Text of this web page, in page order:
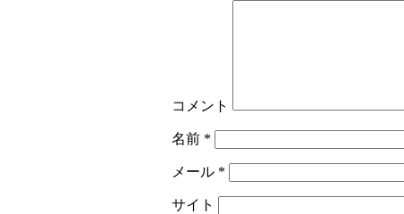
コメント
名前 *
メール *
サイト